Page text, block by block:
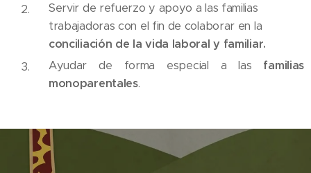
Servir de refuerzo y apoyo a las familias
trabajadoras con el fin de colaborar en la
conciliación de la vida laboral y familiar.
Ayudar de forma especial a las familias
monoparentales.